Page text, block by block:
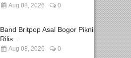
Aug 08, 2026 0
Band Britpop Asal Bogor Piknik
Rilis...
Aug 08, 2026 0